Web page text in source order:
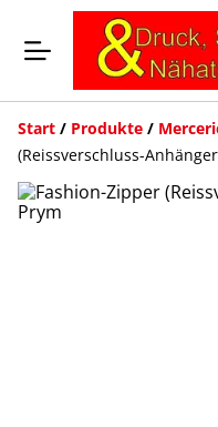
Start / Produkte /
(Reissverschluss-